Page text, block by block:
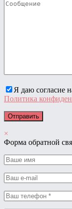
Я даю согласие
Политика
×
Форма обратной